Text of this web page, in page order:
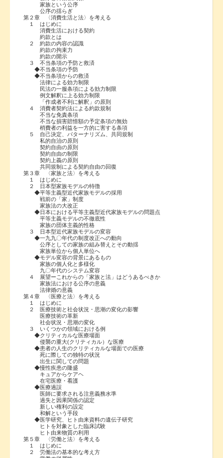
家族という公序
公序の揺らぎ
第２章 〈消費生活と法〉を考える
１ はじめに
消費生活における契約
約款とは
２ 約款の内容の認識
約款の拘束力
約款の開示
３ 不当条項の予防と救済
◆不当条項の予防
◆不当条項からの救済
法律による効力制限
民法の一服条項による効力制限
例文解釈に上る効力制限
「作成者不利に解釈」の原則
４ 消費者契約法による約款規制
不当な免責条項
不当な損害賠惜額の予定条項の無効
梢費者の利益を一方的に害する条項
５ 自己決定、パターナリズム、共同規制
私的自治の原則
契約自由の原則
契約自由の制限
契約上義の原則
共同規制による契約自由の回復
第３章 〈家族と法〉を考える
１ はじめに
２ 日本型家族モデルの特徴
◆平等主義型近代家族モデルの採用
戦前の「家」制度
家族法の大改正
◆日本における平等主義型近代家族モデルの問題点
平等主義モデルの不徹底性
家族の団体主義的性格
３ 日本型近代家族モデルの変容
◆一九九〇年代の制度改正への動向
公序としての家族の組み替えとその動揺
家族単位から個人単位へ
◆モデル変容の背景にあるもの
家族の個人化と多様化
九〇年代のシステム変容
４ 展望ーこれからの「家族と法」はどうあるべきか
家族法における公序の意義
法律婚の意義
第４章 〈医療と法〉を考える
１ はじめに
２ 医療技術と社会状況・思潮の変化の影響
医療技術の革新
社会状況・思潮の変化
３ いくつかの領域における例
◆クリティカルな医療場面
侵襲の重大(クリティカル）な医療
◆患者の人生のクリティカルな場面での医療
死に際しての独特の状況
出生に関しての問題
◆慢性疾患の隆盛
キュアからケアヘ
在宅医療・看護
◆医療過誤
医師に要求される注意義務水準
過失と因果関係の認定
新しい権利の設定
和解という手段
◆医学研究、ヒト由来資料の遺伝子研究
ヒトを対象とした臨床試験
ヒト由来物質の利用
第５章 〈労働と法〉を考える
１ はじめに
２ 労働法の基本的な考え方